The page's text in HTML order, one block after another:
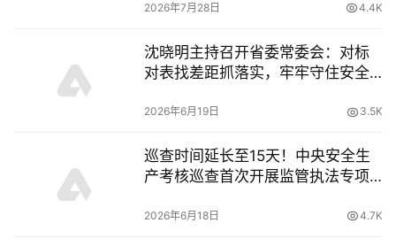
2026年7月28日 4.4K
沈晓明主持召开省委常委会：对标
对表找差距抓落实，牢牢守住安全
2026年6月19日 3.5K
巡查时间延长至15天！中央安全生
产考核巡查首次开展监管执法专项
2026年6月18日 4.7K